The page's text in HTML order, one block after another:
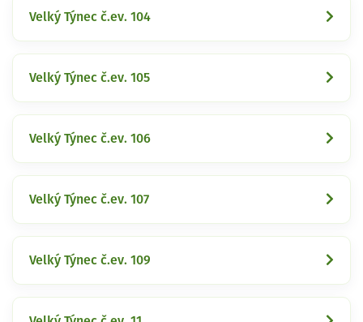
Velký Týnec č.ev. 104
Velký Týnec č.ev. 105
Velký Týnec č.ev. 106
Velký Týnec č.ev. 107
Velký Týnec č.ev. 109